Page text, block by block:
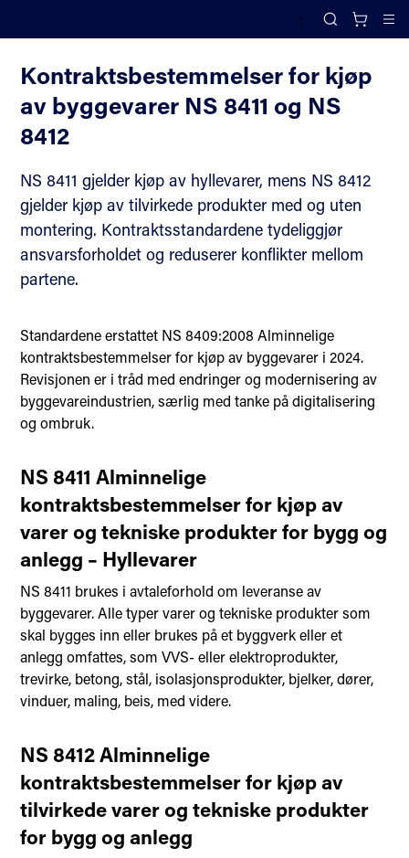
;
Search
Juridiske standarder for bygg og anlegg mellom profesjonelle parter
Kontraktsbestemmelser for kjøp
av byggevarer NS 8411 og NS
8412
NS 8411 gjelder kjøp av hyllevarer, mens NS 8412
gjelder kjøp av tilvirkede produkter med og uten
montering. Kontraktsstandardene tydeliggjør
ansvarsforholdet og reduserer konflikter mellom
partene.
Standardene erstattet NS 8409:2008 Alminnelige
kontraktsbestemmelser for kjøp av byggevarer i 2024.
Revisjonen er i tråd med endringer og modernisering av
byggevareindustrien, særlig med tanke på digitalisering
og ombruk.
NS 8411 Alminnelige
kontraktsbestemmelser for kjøp av
varer og tekniske produkter for bygg og
anlegg – Hyllevarer
​​NS 8411 brukes i avtaleforhold om leveranse av
byggevarer. Alle typer varer og tekniske produkter som
skal bygges inn eller brukes på et byggverk eller et
anlegg omfattes, som VVS- eller elektroprodukter,
trevirke, betong, stål, isolasjonsprodukter, bjelker, dører,
vinduer, maling, beis, med videre.​
NS 8412 Alminnelige
kontraktsbestemmelser for kjøp av
tilvirkede varer og tekniske produkter
for bygg og anlegg